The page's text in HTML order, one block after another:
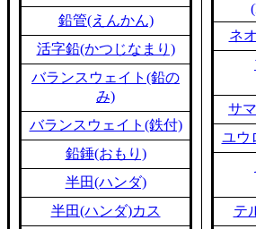
鉛管(えんかん)
活字鉛(かつじなまり)
バランスウェイト(鉛の
み)
バランスウェイト(鉄付)
鉛錘(おもり)
半田(ハンダ)
半田(ハンダ)カス
ネ
サ
ユウ
テ